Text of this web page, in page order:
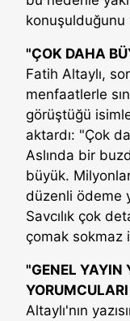
konuşulduğunu
"ÇOK DAHA
Fatih Altaylı,
menfaatlerle
görüştüğü
aktardı: "Çok
Aslında bir
büyük.
düzenli ödeme
Savcılık çok
çomak sokmaz
"GENEL YAYIN
Altaylı'nın